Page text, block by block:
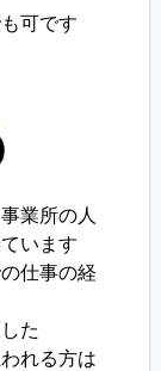
可です
業所の人
います
仕事の経
た
れる方は